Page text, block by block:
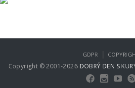
Copyright © 2001-2026 DOBRÝ DEN S
GDPR |